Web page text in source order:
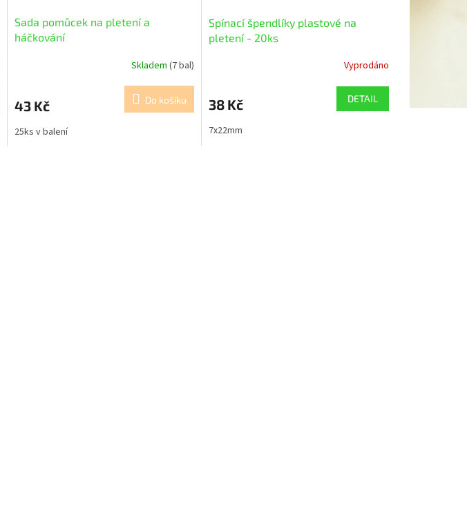
Sada pomůcek na pletení a
háčkování
Skladem (7 bal)
43 Kč Do košíku
25ks v balení
Spínací špendlíky plastové na
pletení - 20ks
Vyprodáno
38 Kč DETAIL
7x22mm